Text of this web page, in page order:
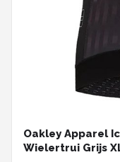
Oakley Apparel
Wielertrui Grijs